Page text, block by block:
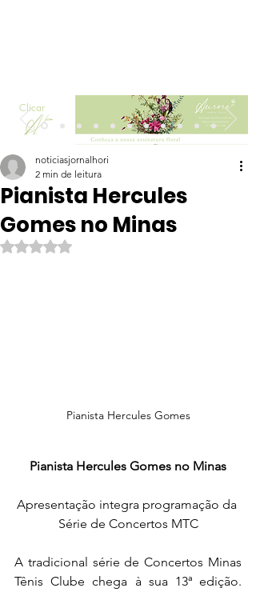
Clicar
Pianista Hercules
Gomes no Minas
noticiasjornalhori
2 min de leitura
Avaliado com NaN de 5 estrelas.
Pianista Hercules Gomes
Pianista Hercules Gomes no Minas
Apresentação integra programação da
Série de Concertos MTC
A tradicional série de Concertos Minas
Tênis Clube chega à sua 13ª edição.